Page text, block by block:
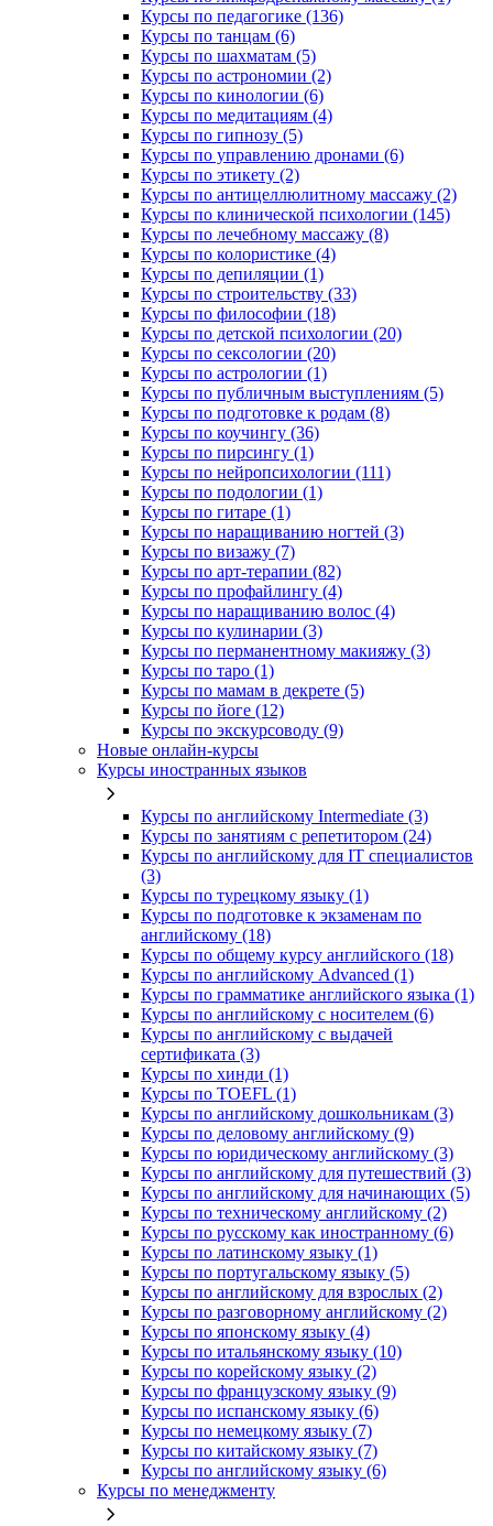
Курсы по педагогике (136)
Курсы по танцам (6)
Курсы по шахматам (5)
Курсы по астрономии (2)
Курсы по кинологии (6)
Курсы по медитациям (4)
Курсы по гипнозу (5)
Курсы по управлению дронами (6)
Курсы по этикету (2)
Курсы по антицеллюлитному массажу (2)
Курсы по клинической психологии (145)
Курсы по лечебному массажу (8)
Курсы по колористике (4)
Курсы по депиляции (1)
Курсы по строительству (33)
Курсы по философии (18)
Курсы по детской психологии (20)
Курсы по сексологии (20)
Курсы по астрологии (1)
Курсы по публичным выступлениям (5)
Курсы по подготовке к родам (8)
Курсы по коучингу (36)
Курсы по пирсингу (1)
Курсы по нейропсихологии (111)
Курсы по подологии (1)
Курсы по гитаре (1)
Курсы по наращиванию ногтей (3)
Курсы по визажу (7)
Курсы по арт-терапии (82)
Курсы по профайлингу (4)
Курсы по наращиванию волос (4)
Курсы по кулинарии (3)
Курсы по перманентному макияжу (3)
Курсы по таро (1)
Курсы по мамам в декрете (5)
Курсы по йоге (12)
Курсы по экскурсоводу (9)
Новые онлайн‑курсы
Курсы иностранных языков
Курсы по английскому Intermediate (3)
Курсы по занятиям с репетитором (24)
Курсы по английскому для IT специалистов
(3)
Курсы по турецкому языку (1)
Курсы по подготовке к экзаменам по
английскому (18)
Курсы по общему курсу английского (18)
Курсы по английскому Advanced (1)
Курсы по грамматике английского языка (1)
Курсы по английскому с носителем (6)
Курсы по английскому с выдачей
сертификата (3)
Курсы по хинди (1)
Курсы по TOEFL (1)
Курсы по английскому дошкольникам (3)
Курсы по деловому английскому (9)
Курсы по юридическому английскому (3)
Курсы по английскому для путешествий (3)
Курсы по английскому для начинающих (5)
Курсы по техническому английскому (2)
Курсы по русскому как иностранному (6)
Курсы по латинскому языку (1)
Курсы по португальскому языку (5)
Курсы по английскому для взрослых (2)
Курсы по разговорному английскому (2)
Курсы по японскому языку (4)
Курсы по итальянскому языку (10)
Курсы по корейскому языку (2)
Курсы по французскому языку (9)
Курсы по испанскому языку (6)
Курсы по немецкому языку (7)
Курсы по китайскому языку (7)
Курсы по английскому языку (6)
Курсы по менеджменту